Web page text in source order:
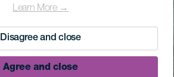
Learn More →
Disagree and close
Agree and close